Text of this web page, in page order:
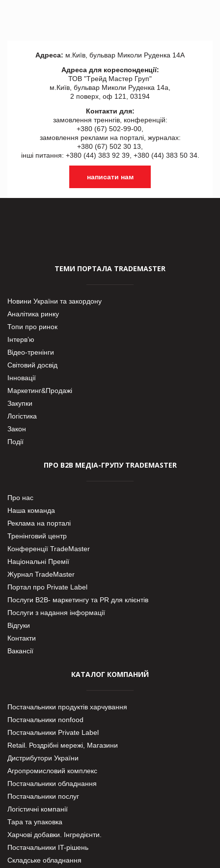
Адреса: м.Київ, бульвар Миколи Руденка 14А
Адреса для кореспонденції:
ТОВ "Tрейд Мастер Груп"
м.Київ, бульвар Миколи Руденка 14а,
2 поверх, оф 121, 03194
Контакти для:
замовлення треннгів, конференцій:
+380 (67) 502-99-00,
замовлення реклами на порталі, журналах:
+380 (67) 502 30 13,
інші питання: +380 (44) 383 92 39, +380 (44) 383 50 34.
написати нам
ТЕМИ ПОРТАЛА TRADEMASTER
Новини України та закордону
Аналітика ринку
Топи про ринок
Інтерв’ю
Відео-тренінги
Світовий досвід
Інновації
Маркетинг&Продажі
Закупки
Логістика
Закон
Події
ПРО В2В МЕДІА-ГРУПУ TRADEMASTER
Про нас
Наша команда
Реклама на порталі
Тренінговий центр
Конференції TradeMaster
Національні Премії
Журнал TradeMaster
Портал про Private Label
Послуги В2В- маркетингу та PR для клієнтів
Послуги з надання інформації
Відгуки
Контакти
Вакансії
КАТАЛОГ КОМПАНИЙ
Постачальники продуктів харчування
Постачальники nonfood
Постачальники Private Label
Retail. Роздрібні мережі, Магазини
Дистрибутори України
Агропромисловий комплекс
Постачальники обладнання
Постачальники послуг
Логістичні компанії
Тара та упаковка
Харчові добавки. Інгредієнти.
Постачальники IT-рішень
Складське обладнання